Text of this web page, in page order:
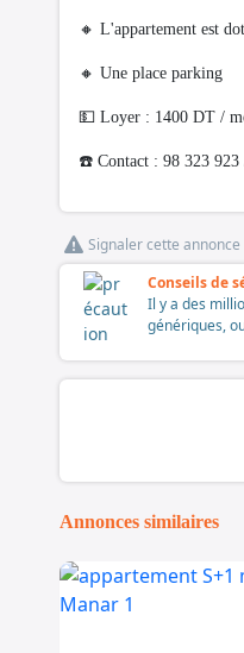
🔸️ L'appartement est
🔸️ Une place parking
💵 Loyer : 1400 DT /
☎️ Contact : 98 323
Signaler cette annonce
Conseils de
Il y a des
génériques,
Annonces similaires